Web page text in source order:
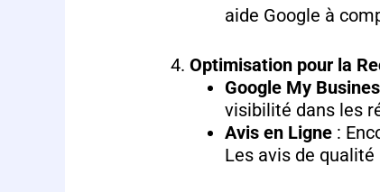
aide Google à
4. Optimisation pour la
Google My
visibilité dans les
Avis en Ligne:
Les avis de